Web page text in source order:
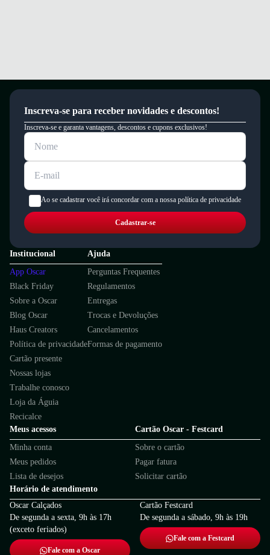
Inscreva-se para receber novidades e descontos!
Inscreva-se e garanta vantagens, descontos e cupons exclusivos!
Ao se cadastrar você irá concordar com a nossa política de privacidade
Cadastrar-se
Institucional
App Oscar
Black Friday
Sobre a Oscar
Blog Oscar
Haus Creators
Política de privacidade
Cartão presente
Nossas lojas
Trabalhe conosco
Loja da Águia
Recicalce
Ajuda
Perguntas Frequentes
Regulamentos
Entregas
Trocas e Devoluções
Cancelamentos
Formas de pagamento
Meus acessos
Minha conta
Meus pedidos
Lista de desejos
Cartão Oscar - Festcard
Sobre o cartão
Pagar fatura
Solicitar cartão
Horário de atendimento
Oscar Calçados
De segunda a sexta, 9h às 17h
(exceto feriados)
Fale com a Oscar
Cartão Festcard
De segunda a sábado, 9h às 19h
Fale com a Festcard